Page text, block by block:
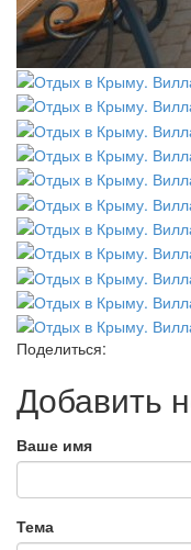
Поделиться:
Добавить
Ваше имя
Тема